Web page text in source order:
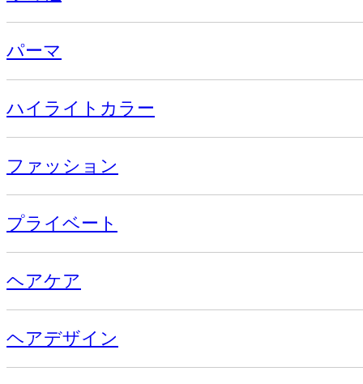
パーマ
ハイライトカラー
ファッション
プライベート
ヘアケア
ヘアデザイン